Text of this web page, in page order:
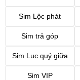
Sim Lộc phát
Sim trả góp
Sim Lục quý giữa
Sim VIP